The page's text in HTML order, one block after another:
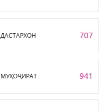
ДАСТАРХОН 707
МУҲОҶИРАТ 941